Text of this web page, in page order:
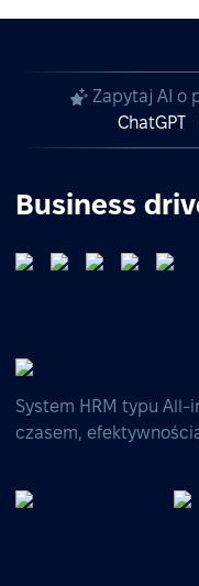
Zapytaj AI o
ChatGPT
Business
System HRM typu
czasem,